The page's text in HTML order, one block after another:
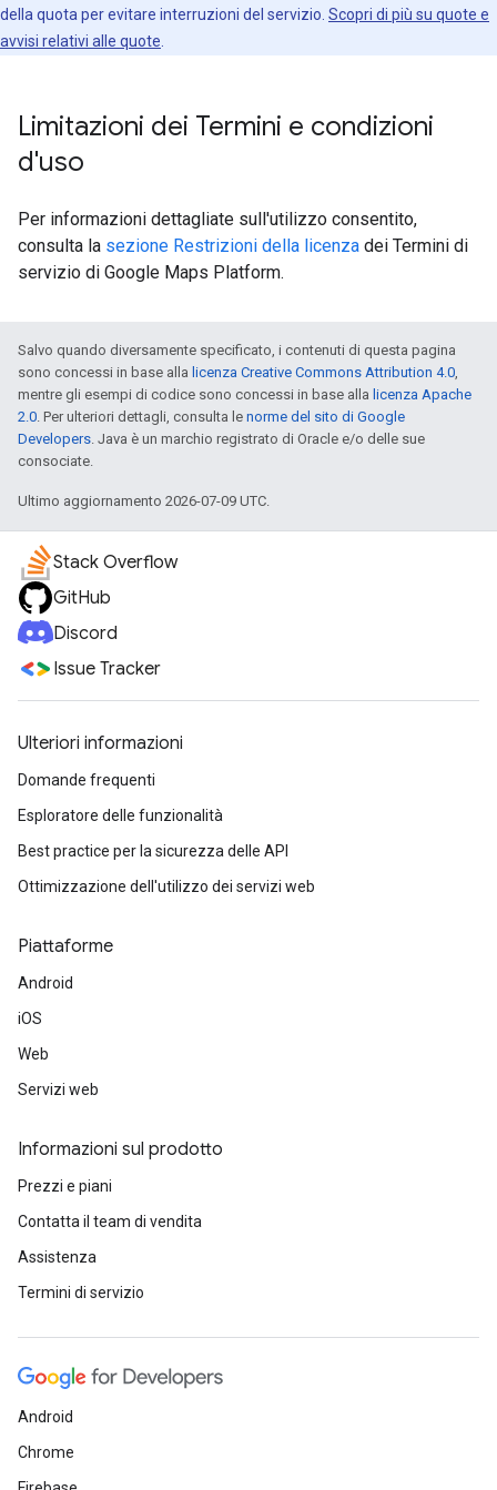
della quota per evitare interruzioni del servizio. Scopri di più su quote e
avvisi relativi alle quote
Limitazioni dei Termini e condizioni
d'uso
Per informazioni dettagliate sull'utilizzo consentito,
consulta la sezione Restrizioni della licenza dei Termini di
servizio di Google Maps Platform.
Salvo quando diversamente specificato, i contenuti di questa pagina
sono concessi in base alla licenza Creative Commons Attribution 4.0,
mentre gli esempi di codice sono concessi in base alla licenza Apache
2.0. Per ulteriori dettagli, consulta le norme del sito di Google
Developers. Java è un marchio registrato di Oracle e/o delle sue
consociate.
Ultimo aggiornamento 2026-07-09 UTC.
Stack Overflow
GitHub
Discord
Issue Tracker
Ulteriori informazioni
Domande frequenti
Esploratore delle funzionalità
Best practice per la sicurezza delle API
Ottimizzazione dell'utilizzo dei servizi web
Piattaforme
Android
iOS
Web
Servizi web
Informazioni sul prodotto
Prezzi e piani
Contatta il team di vendita
Assistenza
Termini di servizio
Android
Chrome